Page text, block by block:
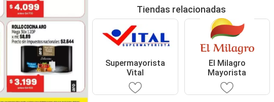
Tiendas relacionadas
Supermayorista
Vital
El Milagro
Mayorista